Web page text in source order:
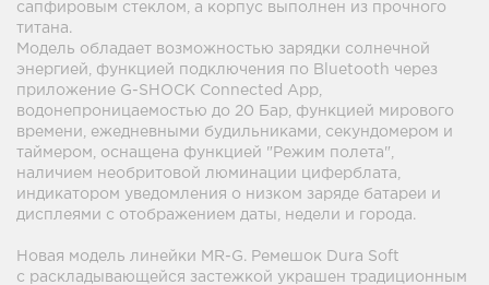
сапфировым стеклом, а корпус выполнен из прочного
титана.
Модель обладает возможностью зарядки солнечной
энергией, функцией подключения по Bluetooth через
приложение G-SHOCK Connected App,
водонепроницаемостью до 20 Бар, функцией мирового
времени, ежедневными будильниками, секундомером и
таймером, оснащена функцией "Режим полета",
наличием необритовой люминации циферблата,
индикатором уведомления о низком заряде батареи и
дисплеями с отображением даты, недели и города.
Новая модель линейки MR-G. Ремешок Dura Soft
с раскладывающейся застежкой украшен традиционным